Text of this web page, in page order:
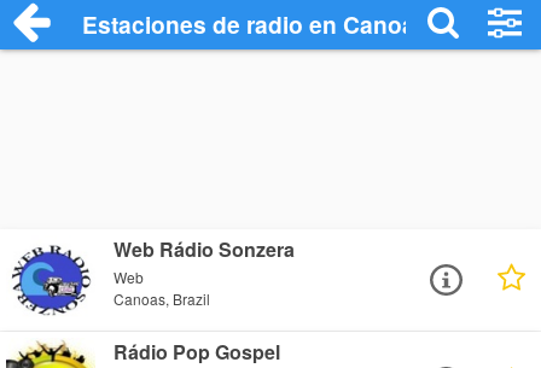
Estaciones de radio en Canoas -
Web Rádio Sonzera
Web
Canoas, Brazil
Rádio Pop Gospel